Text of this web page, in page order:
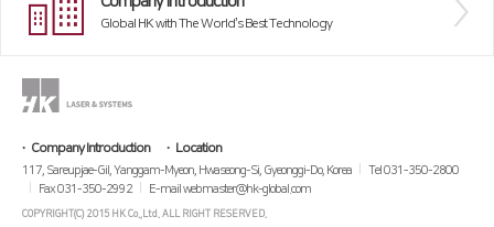
Global HK with The World’s Best Technology
Company Introduction Location
117, Sareupjae-Gil, Yanggam-Myeon, Hwaseong-Si, Gyeonggi-Do, Korea
Tel 031-350-2800
Fax 031-350-2992
E-mail webmaster@hk-global.com
COPYRIGHT(C) 2015 HK Co.,Ltd. ALL RIGHT RESERVED.